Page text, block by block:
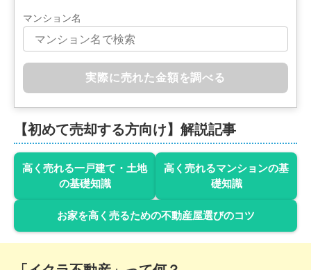
3,300万円
埼玉県越谷市弥栄町四丁目
2,300 2023年11月
建物面積:99㎡ 土地面積:111㎡
マンション名
実際に売れた金額を調べる
【初めて売却する方向け】解説記事
高く売れる一戸建て・土地
の基礎知識
高く売れるマンションの基
礎知識
お家を高く売るための不動産屋選びのコツ